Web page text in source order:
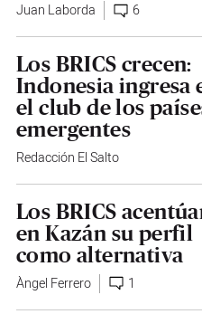
Juan Laborda 6
Los BRICS crecen:
Indonesia ingresa
el club de los
emergentes
Redacción El Salto
Los BRICS
en Kazán su perfil
como alternativa
Àngel Ferrero 1